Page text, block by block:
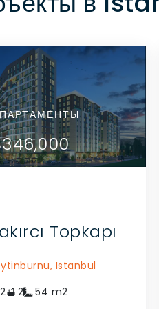
Topkapı
Istanbul
2
2 54 m2
ПОСМОТРЕТЬ
ДЕТАЛИ
СВЯЗАТЬСЯ С
АГЕНТОМ